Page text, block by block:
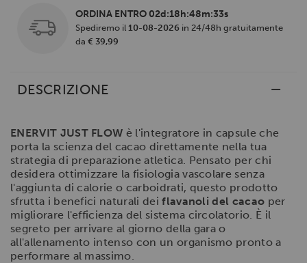
ORDINA ENTRO 02d:18h:48m:33s
Spediremo il 10-08-2026 in 24/48h gratuitamente
da € 39,99
DESCRIZIONE
ENERVIT JUST FLOW è l'integratore in capsule che
porta la scienza del cacao direttamente nella tua
strategia di preparazione atletica. Pensato per chi
desidera ottimizzare la fisiologia vascolare senza
l'aggiunta di calorie o carboidrati, questo prodotto
sfrutta i benefici naturali deiflavanoli del cacao per
migliorare l'efficienza del sistema circolatorio. È il
segreto per arrivare al giorno della gara o
all'allenamento intenso con un organismo pronto a
performare al massimo.